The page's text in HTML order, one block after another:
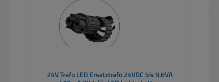
24V Trafo LED Ersatztrafo 24VDC bis 9,6VA